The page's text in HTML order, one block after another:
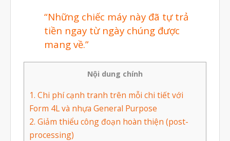
Tháng Mười Hai 2025
Tháng Mười Một 2025
Tháng Chín 2025
Tháng Tám 2025
Tháng Bảy 2025
Tháng Sáu 2025
“Những chiếc máy này đã tự trả
tiền ngay từ ngày chúng được
mang về.”
Nội dung chính
1. Chi phí cạnh tranh trên mỗi chi tiết với
Form 4L và nhựa General Purpose
2. Giảm thiểu công đoạn hoàn thiện (post-
processing)